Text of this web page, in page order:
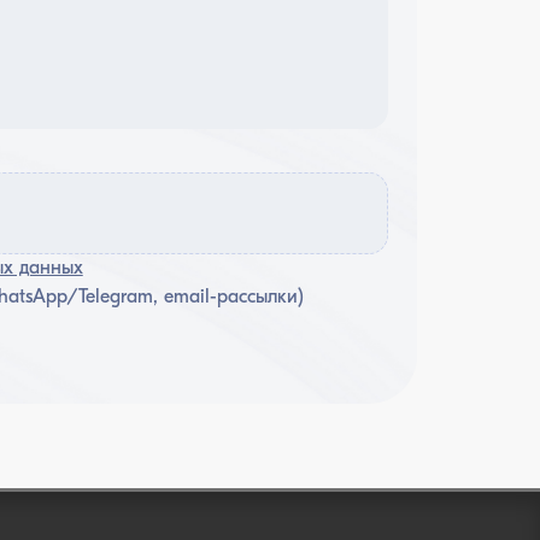
данных
Telegram, email-рассылки)